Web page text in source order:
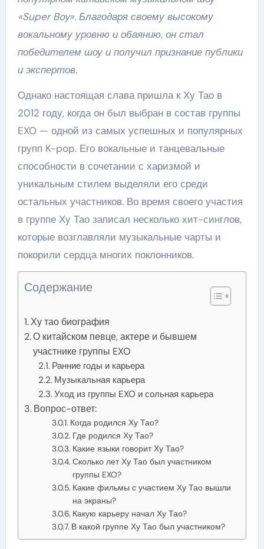
«Super Boy». Благодаря своему высокому
вокальному уровню и обаянию, он стал
победителем шоу и получил признание публики
и экспертов.
Однако настоящая слава пришла к Ху Тао в
2012 году, когда он был выбран в состав группы
EXO — одной из самых успешных и популярных
групп K-pop. Его вокальные и танцевальные
способности в сочетании с харизмой и
уникальным стилем выделяли его среди
остальных участников. Во время своего участия
в группе Ху Тао записал несколько хит-синглов,
которые возглавляли музыкальные чарты и
покорили сердца многих поклонников.
Содержание
Ху тао биография
О китайском певце, актере и бывшем
участнике группы EXO
Ранние годы и карьера
Музыкальная карьера
Уход из группы EXO и сольная карьера
Вопрос-ответ:
Когда родился Ху Тао?
Где родился Ху Тао?
Какие языки говорит Ху Тао?
Сколько лет Ху Тао был участником
группы EXO?
Какие фильмы с участием Ху Тао вышли
на экраны?
Какую карьеру начал Ху Тао?
В какой группе Ху Тао был участником?